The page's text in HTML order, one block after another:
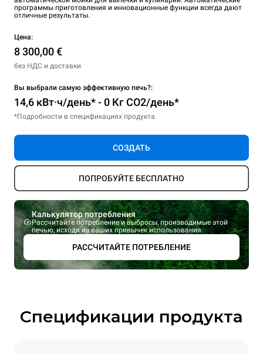
программы приготовления и инновационные функции всегда дают
отличные результаты.
Цена:
8 300,00 €
без НДС и доставки
Вы выбрали самую эффективную печь?:
14,6 кВт·ч/день* - 0 Кг CO2/день*
*Подробности в спецификациях продукта.
СОЗДАТЬ
ПОПРОБУЙТЕ БЕСПЛАТНО
Калькулятор потребления
Рассчитайте потребление и выбросы, производимые этой
печью, исходя из ваших привычек использования.
РАССЧИТАЙТЕ ПОТРЕБЛЕНИЕ
Спецификации продукта